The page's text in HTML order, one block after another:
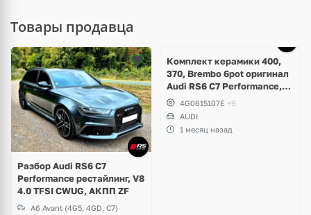
Товары продавца
Разбор Audi RS6 C7
Performance рестайлинг, V8
4.0 TFSI CWUG, АКПП ZF
A6 Avant (4G5, 4GD, C7)
5 фото
Комплект керамики 400,
370, Brembo 6pot оригинал
Audi RS6 C7 Performance,
RS7 V8 4.0 TFSI
4G0615107E +9
AUDI
1 месяц назад